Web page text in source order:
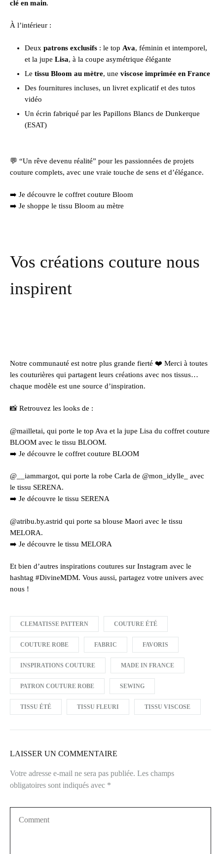
clé en main.
À l’intérieur :
Deux patrons exclusifs : le top Ava, féminin et intemporel,
et la jupe Lisa, à la coupe asymétrique élégante
Le tissu Bloom au mètre, une viscose imprimée en France
Des fournitures incluses, un livret explicatif et des tutos
vidéo
Un écrin fabriqué par les Papillons Blancs de Dunkerque
(ESAT)
💬 “Un rêve devenu réalité” pour les passionnées de projets
couture complets, avec une vraie touche de sens et d’élégance.
➡️ Je découvre le coffret couture Bloom
➡️ Je shoppe le tissu Bloom au mètre
Vos créations couture nous
inspirent
Notre communauté est notre plus grande fierté ❤️ Merci à toutes
les couturières qui partagent leurs créations avec nos tissus…
chaque modèle est une source d’inspiration.
📸 Retrouvez les looks de :
@mailletai, qui porte le top Ava et la jupe Lisa du coffret couture
BLOOM avec le tissu BLOOM.
➡️ Je découvre le coffret couture BLOOM
@__iammargot, qui porte la robe Carla de @mon_idylle_ avec
le tissu SERENA.
➡️ Je découvre le tissu SERENA
@atribu.by.astrid qui porte sa blouse Maori avec le tissu
MELORA.
➡️ Je découvre le tissu MELORA
Et bien d’autres inspirations coutures sur Instagram avec le
hashtag #DivineMDM. Vous aussi, partagez votre univers avec
nous !
CLEMATISSE PATTERN COUTURE ÉTÉ
COUTURE ROBE FABRIC FAVORIS
INSPIRATIONS COUTURE MADE IN FRANCE
PATRON COUTURE ROBE SEWING
TISSU ÉTÉ TISSU FLEURI TISSU VISCOSE
LAISSER UN COMMENTAIRE
Votre adresse e-mail ne sera pas publiée. Les champs
obligatoires sont indiqués avec *